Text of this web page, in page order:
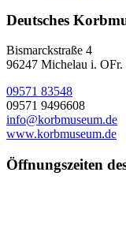
Deutsches
Bismarckstraße 4
96247 Michelau i. OFr.
09571 83548
09571 9496608
info@korbmuseum.de
www.korbmuseum.de
Öffnungszeiten